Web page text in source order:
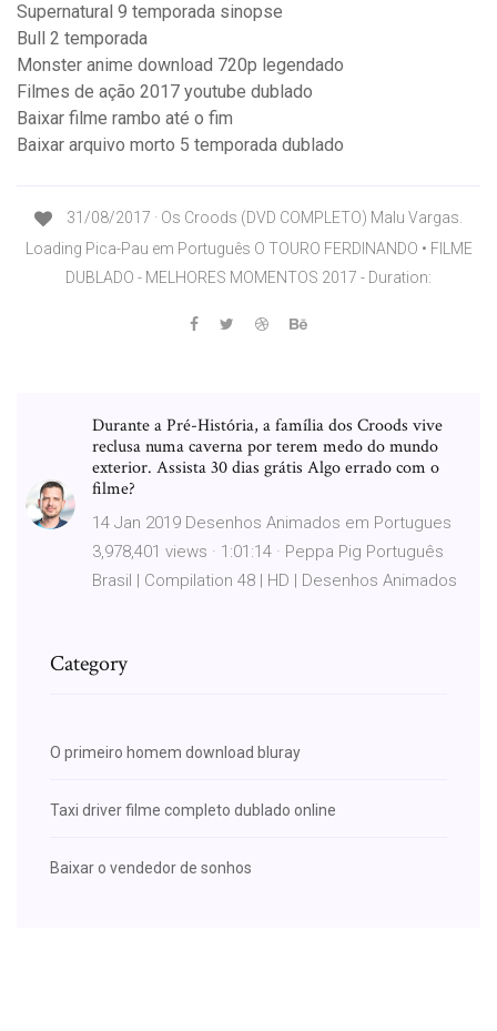
Supernatural 9 temporada sinopse
Bull 2 temporada
Monster anime download 720p legendado
Filmes de ação 2017 youtube dublado
Baixar filme rambo até o fim
Baixar arquivo morto 5 temporada dublado
31/08/2017 · Os Croods (DVD COMPLETO) Malu Vargas.
Loading Pica-Pau em Português O TOURO FERDINANDO • FILME
DUBLADO - MELHORES MOMENTOS 2017 - Duration:
Durante a Pré-História, a família dos Croods vive
reclusa numa caverna por terem medo do mundo
exterior. Assista 30 dias grátis Algo errado com o
filme?
14 Jan 2019 Desenhos Animados em Portugues
3,978,401 views · 1:01:14 · Peppa Pig Português
Brasil | Compilation 48 | HD | Desenhos Animados
Category
O primeiro homem download bluray
Taxi driver filme completo dublado online
Baixar o vendedor de sonhos